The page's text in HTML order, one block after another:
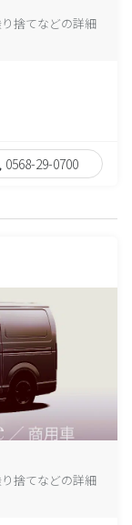
捨てなどの詳細
0568-29-0700
捨てなどの詳細